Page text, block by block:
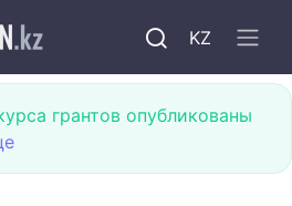
KZ
грантов опубликованы